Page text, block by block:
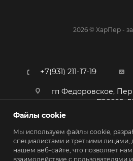
2026 © ХарПер -
+7(931) 211-17-19
гп Федоровское,
проезд,
Файлы cookie
Мы используем файлы cookie,
специалистами и третьими лицами,
нашем веб-сайте, что позволяет
взаимодействие с пользователями